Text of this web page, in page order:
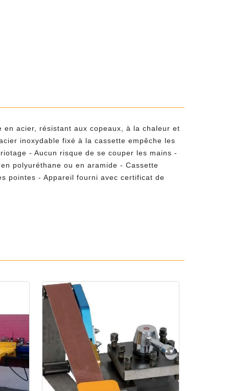
acier, résistant aux copeaux, à la chaleur et
inoxydable fixé à la cassette empêche les
- Aucun risque de se couper les mains -
polyuréthane ou en aramide - Cassette
pointes - Appareil fourni avec certificat de